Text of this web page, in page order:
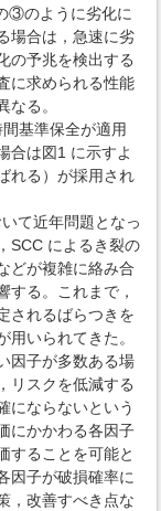
③のように劣化に
場合は，急速に劣
の予兆を検出する
に求められる性能
る。
基準保全が適用
合は図1 に示すよ
れる）が採用され
て近年問題となっ
SCC によるき裂の
どが複雑に絡み合
する。これまで，
されるばらつきを
いられてきた。
因子が多数ある場
リスクを低減する
にならないという
にかかわる各因子
することを可能と
因子が破損確率に
，改善すべき点な